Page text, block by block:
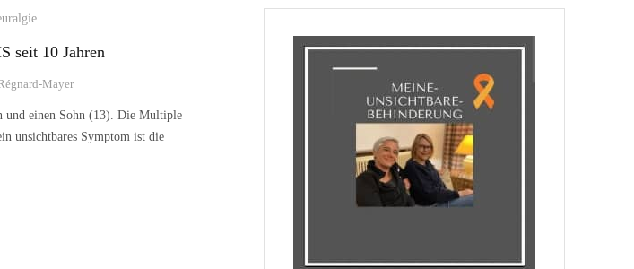
seit 10 Jahren
Mayer
und einen Sohn (13). Die Multiple
unsichtbares Symptom ist die